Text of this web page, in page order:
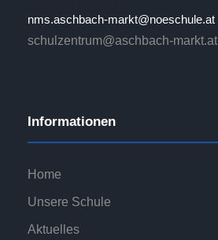
nms.aschbach-markt@noeschule.at
schulzentrum@aschbach-markt.at
Informationen
Home
Unsere Schule
Aktuelles